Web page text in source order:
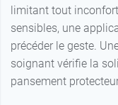
limitant tout
sensibles, une
précéder le geste.
soignant vérifie la
pansement